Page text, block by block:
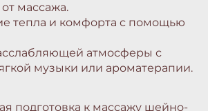
массажа.
тепла и комфорта с помощью
атмосферы с
музыки или ароматерапии.
подготовка к массажу шейно-